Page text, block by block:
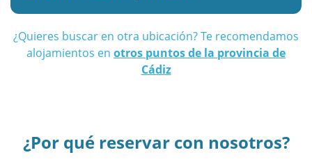
¿Quieres buscar en otra ubicación? Te recomendamos
alojamientos en otros puntos de la provincia de
Cádiz
¿Por qué reservar con nosotros?